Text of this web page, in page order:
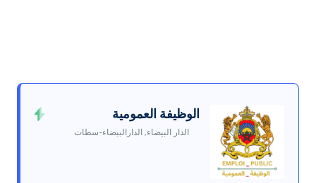
الوظيفة العمومية
الدار البيضاء, الدارالبيضاء-سطات